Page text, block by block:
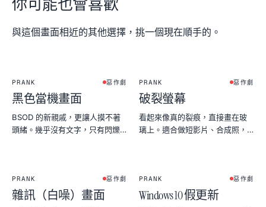
你可能也會喜歡
與這個畫面相近的其他選擇，挑一個現在順手的。
PRANK 惡作劇
黑色當機畫面
BSOD 的新親戚，更讓人摸不著
頭緒。幾乎沒有文字，只有閃爍
PRANK 惡作劇
破裂螢幕
看起來像真的裂痕，直接畫在玻
璃上。適合做短影片、合成照，
PRANK 惡作劇
雜訊（白噪）畫面
PRANK 惡作劇
Windows 10 假更新